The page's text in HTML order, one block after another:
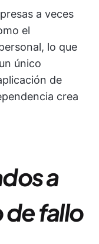
a veces
el
lo que
único
de
crea
a
de fallo